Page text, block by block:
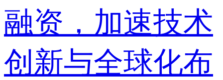
融资，加速技术
创新与全球化布